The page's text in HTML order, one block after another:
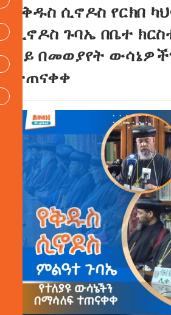
የቅዱስ ሲኖዶስ የርክበ
ሲኖዶስ ጉባኤ በቤተ
ላይ በመወያየት
ተጠናቀቀ